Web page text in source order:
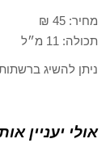
מחיר: 45 ₪
תכולה: 11 מ״ל
ניתן להשיג
אולי יעניין